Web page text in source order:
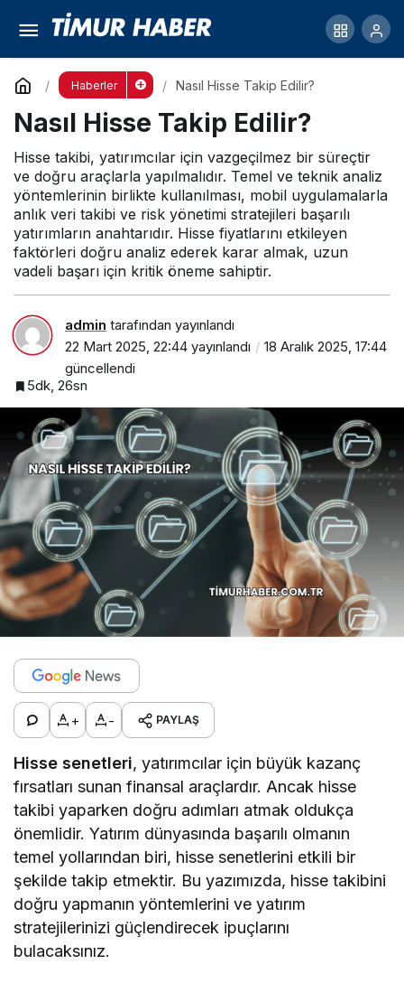
Haberler Nasıl Hisse Takip Edilir?
Nasıl Hisse Takip Edilir?
Hisse takibi, yatırımcılar için vazgeçilmez bir süreçtir
ve doğru araçlarla yapılmalıdır. Temel ve teknik analiz
yöntemlerinin birlikte kullanılması, mobil uygulamalarla
anlık veri takibi ve risk yönetimi stratejileri başarılı
yatırımların anahtarıdır. Hisse fiyatlarını etkileyen
faktörleri doğru analiz ederek karar almak, uzun
vadeli başarı için kritik öneme sahiptir.
admin tarafından yayınlandı
22 Mart 2025, 22:44 yayınlandı
18 Aralık 2025, 17:44
güncellendi
5dk, 26sn
+ - PAYLAŞ
Hisse senetleri, yatırımcılar için büyük kazanç
fırsatları sunan finansal araçlardır. Ancak hisse
takibi yaparken doğru adımları atmak oldukça
önemlidir. Yatırım dünyasında başarılı olmanın
temel yollarından biri, hisse senetlerini etkili bir
şekilde takip etmektir. Bu yazımızda, hisse takibini
doğru yapmanın yöntemlerini ve yatırım
stratejilerinizi güçlendirecek ipuçlarını
bulacaksınız.
Yurt Dışında Yaşamak İçin Diploma
Gerekiyor mu?
Yorum Yap Paylaş